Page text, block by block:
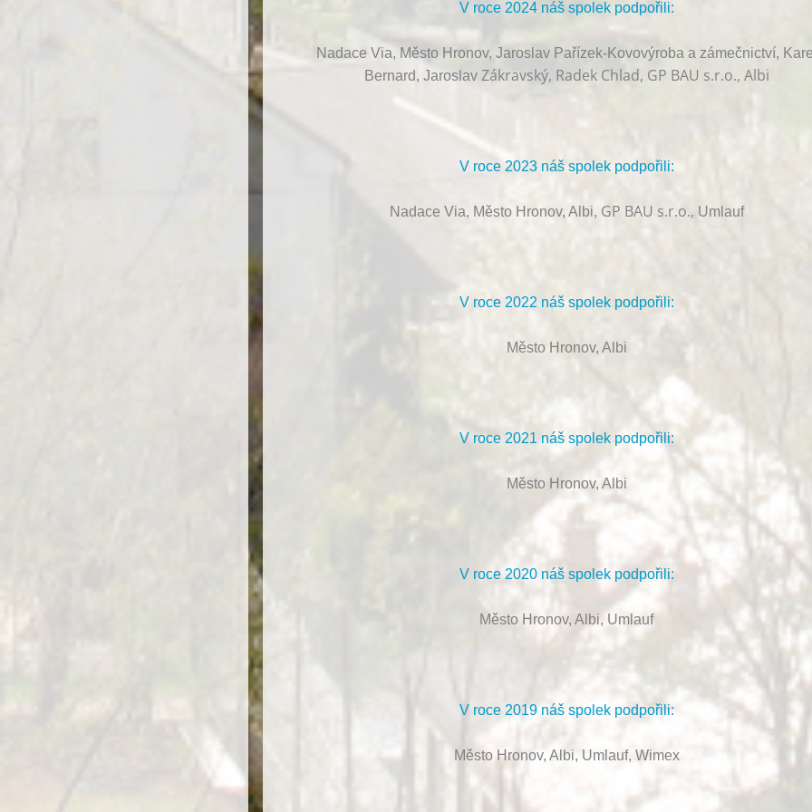
V roce 2024 náš spolek podpořili:
Nadace Via, Město Hronov, Jaroslav Pařízek-Kovovýroba a zámečnictví,
Bernard, JaroslavZákravský, Radek Chlad, GP BAU s.r.o., Albi
V roce 2023 náš spolek podpořili:
Nadace Via, Město Hronov, Albi, GP BAU s.r.o., Umlauf
V roce 2022 náš spolek podpořili:
Město Hronov, Albi
V roce 2021 náš spolek podpořili:
Město Hronov, Albi
V roce 2020 náš spolek podpořili:
Město Hronov, Albi, Umlauf
V roce 2019 náš spolek podpořili:
Město Hronov, Albi, Umlauf, Wimex